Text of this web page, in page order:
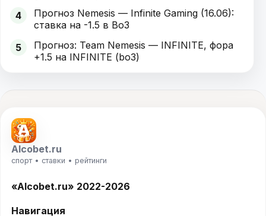
4
Прогноз Nemesis — Infinite Gaming (16.06):
ставка на -1.5 в Bo3
5
Прогноз: Team Nemesis — INFINITE, фора
+1.5 на INFINITE (bo3)
Alcobet.ru
спорт • ставки • рейтинги
«Alcobet.ru» 2022-2026
Навигация